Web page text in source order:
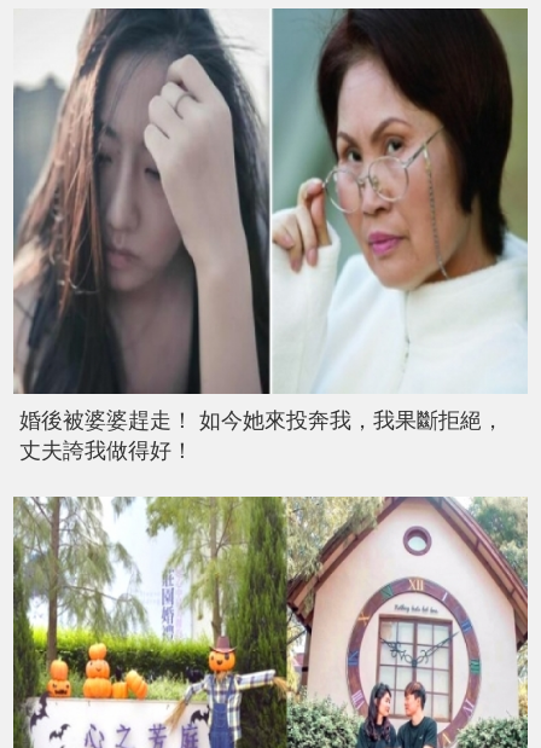
婚後被婆婆趕走！ 如今她來投奔我，我果斷拒絕，
丈夫誇我做得好！